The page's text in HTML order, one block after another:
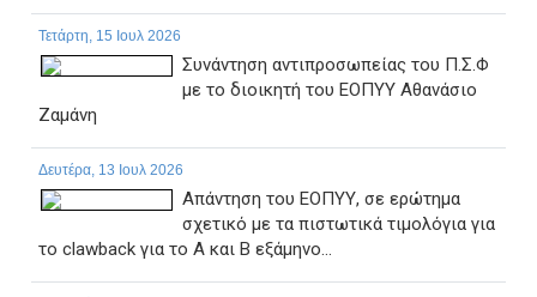
Τετάρτη, 15 Ιουλ 2026
Συνάντηση αντιπροσωπείας του Π.Σ.Φ
με το διοικητή του ΕΟΠΥΥ Αθανάσιο
Ζαμάνη
Δευτέρα, 13 Ιουλ 2026
Απάντηση του ΕΟΠΥΥ, σε ερώτημα
σχετικό με τα πιστωτικά τιμολόγια για
το clawback για το Α και Β εξάμηνο...